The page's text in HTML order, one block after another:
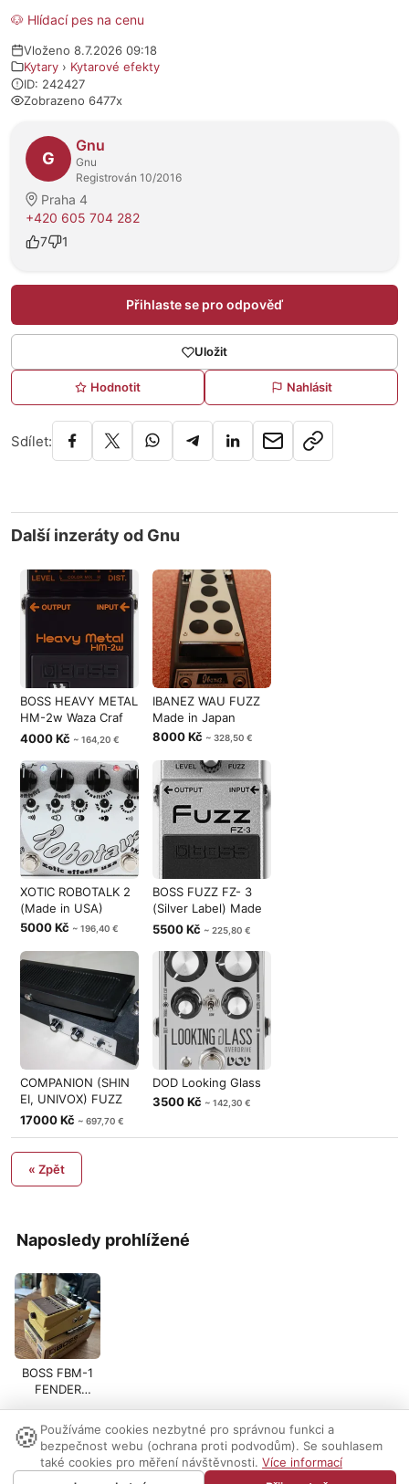
Naposledy prohlížené
BOSS FBM-1
FENDER
Legend Series
🐶 Hlídací pes na cenu
Vloženo 8.7.2026 09:18
Kytary › Kytarové efekty
ID: 242427
Zobrazeno 6477x
O prodejci
G
Gnu
Gnu
Registrován 10/2016
Praha 4
+420 605 704 282
7
1
Přihlaste se pro odpověď
Uložit
Hodnotit Nahlásit
Sdílet:
Další inzeráty od Gnu
BOSS HEAVY METAL
HM-2w Waza Craf
Made in Japa
4000 Kč ~ 164,20 €
IBANEZ WAU FUZZ
Made in Japan
8000 Kč ~ 328,50 €
XOTIC ROBOTALK 2
(Made in USA)
5000 Kč ~ 196,40 €
BOSS FUZZ FZ- 3
(Silver Label) Made
in Taiwan
5500 Kč ~ 225,80 €
COMPANION (SHIN
EI, UNIVOX) FUZZ
WAH 8 TR
17000 Kč ~ 697,70 €
DOD Looking Glass
3500 Kč ~ 142,30 €
« Zpět
Nastavení cookies | Vzhled:světlý tmavý | Kontakt
© 1999-2026 AUDIO PARTNER s.r.o.
🍪 Používáme cookies nezbytné pro správnou funkci a
bezpečnost webu (ochrana proti podvodům). Se souhlasem
také cookies pro měření návštěvnosti. Více informací